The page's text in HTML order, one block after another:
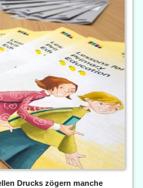
Drucks zögern manche